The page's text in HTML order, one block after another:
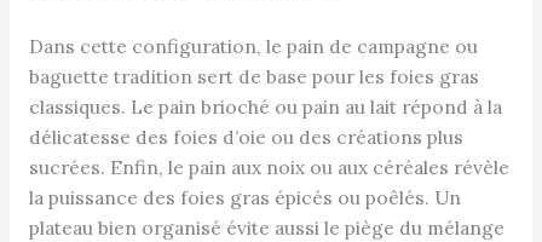
Dans cette configuration, le pain de campagne ou
baguette tradition sert de base pour les foies gras
classiques. Le pain brioché ou pain au lait répond à la
délicatesse des foies d’oie ou des créations plus
sucrées. Enfin, le pain aux noix ou aux céréales révèle
la puissance des foies gras épicés ou poêlés. Un
plateau bien organisé évite aussi le piège du mélange